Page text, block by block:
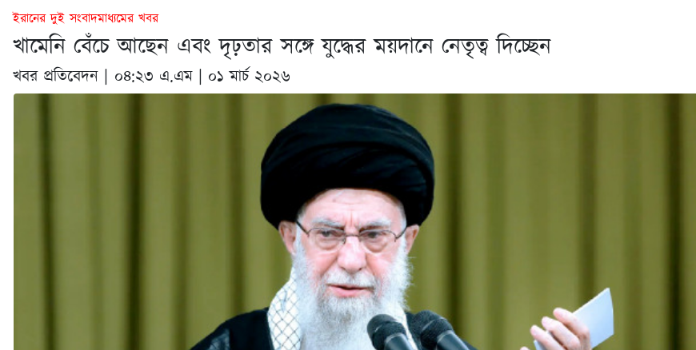
ইরানের দুই সংবাদমাধ্যমের খবর
খামেনি বেঁচে আছেন এবং দৃঢ়তার সঙ্গে যুদ্ধের ময়দানে নেতৃত্ব দিচ্ছেন
খবর প্রতিবেদন | ০৪:২৩ এ.এম | ০১ মার্চ ২০২৬